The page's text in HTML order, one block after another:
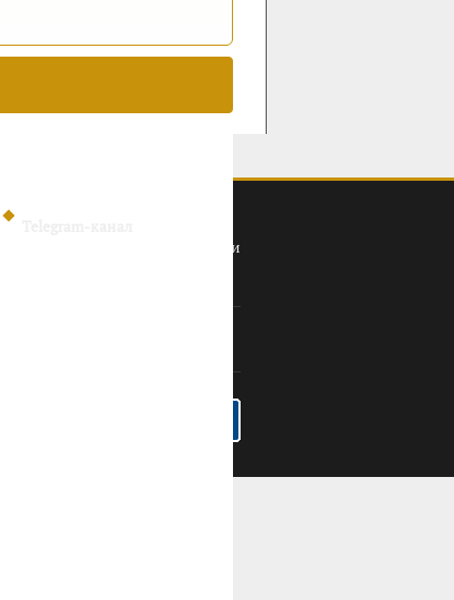
Политика конфиденциальности